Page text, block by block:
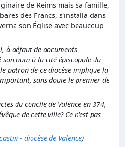
de Reims mais sa famille,
des Francs, s'installa dans
son Église avec beaucoup
à défaut de documents
nom à la cité épiscopale du
patron de ce diocèse implique la
sans doute le premier de
du concile de Valence en 374,
de cette ville? Ce n'est pas
- diocèse de Valence)